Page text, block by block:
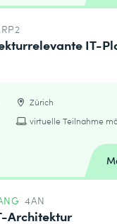
IT-
Zürich
virtuelle Teilnahme
4AN
Architektur